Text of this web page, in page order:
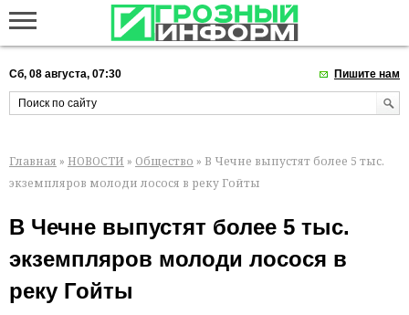
Сб, 08 августа, 07:30 Пишите нам
Главная » НОВОСТИ » Общество » В Чечне выпустят более 5 тыс.
экземпляров молоди лосося в реку Гойты
В Чечне выпустят более 5 тыс.
экземпляров молоди лосося в
реку Гойты